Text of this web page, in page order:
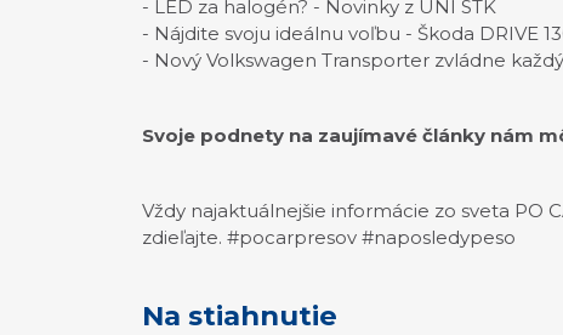
- LED za halogén? - Novinky z UNI STK
- Nájdite svoju ideálnu voľbu - Škoda DRIVE
- Nový Volkswagen Transporter zvládne
Svoje podnety na zaujímavé články nám
Vždy najaktuálnejšie informácie zo sveta PO
zdieľajte. #pocarpresov #naposledypeso
Na stiahnutie